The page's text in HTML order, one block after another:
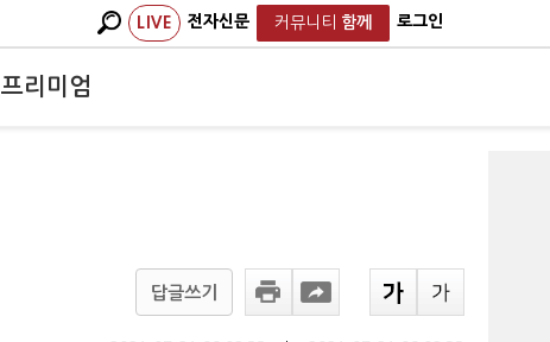
LIVE 전자신문 커뮤니티 함께 로그인
프리미엄
답글쓰기